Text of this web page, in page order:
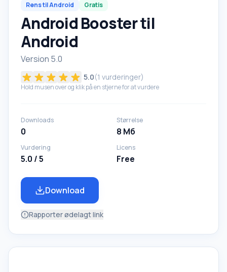
Rens til Android Gratis
Android Booster til
Android
Version 5.0
5.0(1 vurderinger)
Hold musen over og klik på en stjerne for at vurdere
Downloads
0
Størrelse
8 Мб
Vurdering
5.0 / 5
Licens
Free
Download
Rapporter ødelagt link